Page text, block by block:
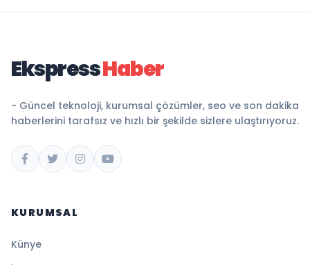
EkspressHaber
- Güncel teknoloji, kurumsal çözümler, seo ve son dakika
haberlerini tarafsız ve hızlı bir şekilde sizlere ulaştırıyoruz.
KURUMSAL
Künye